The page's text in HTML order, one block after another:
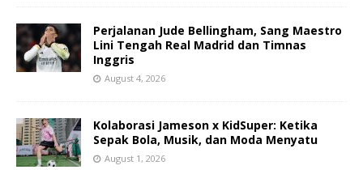
Perjalanan Jude Bellingham, Sang Maestro
Lini Tengah Real Madrid dan Timnas
Inggris
August 4, 2026
Kolaborasi Jameson x KidSuper: Ketika
Sepak Bola, Musik, dan Moda Menyatu
August 1, 2026